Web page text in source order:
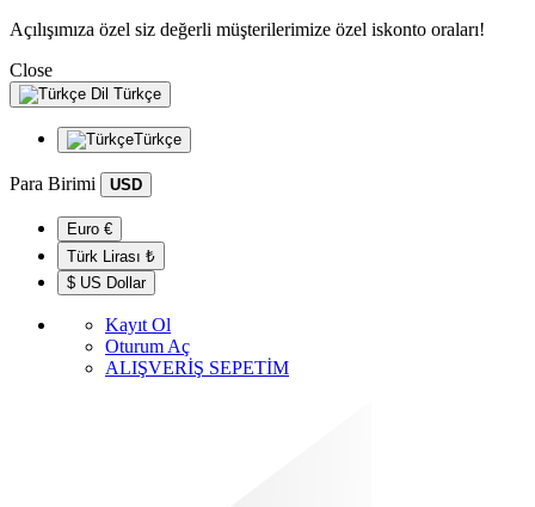
Açılışımıza özel siz değerli müşterilerimize özel iskonto oraları!
Close
Dil Türkçe
Türkçe
Para Birimi USD
Euro €
Türk Lirası ₺
$ US Dollar
Kayıt Ol
Oturum Aç
ALIŞVERİŞ SEPETİM